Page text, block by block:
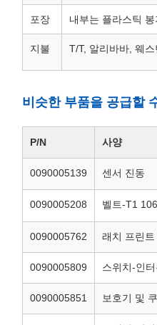
포장 내부는 플라스틱
지불 T/T, 알리바바, 웨
비슷한 부품을 공급할
P/N 사양
0090005139 센서 진동
0090005208 벨트-T1
0090005762 래치 프린
0090005809 스위치-인터
0090005851 보호기 및